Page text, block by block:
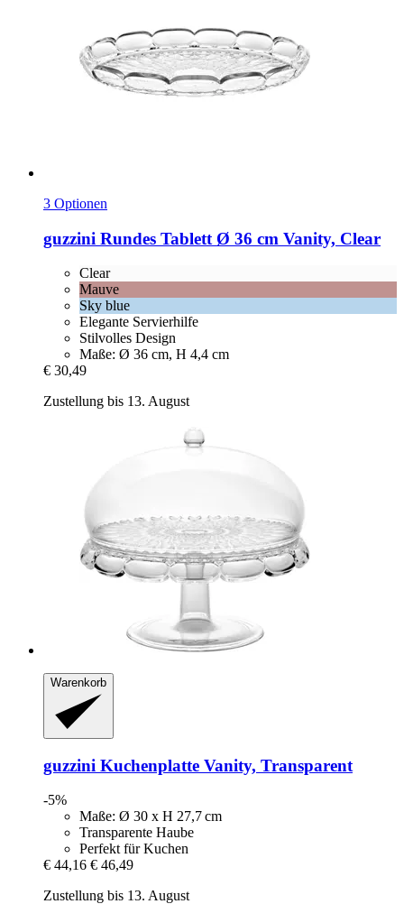
3 Optionen
guzzini Rundes Tablett Ø 36 cm Vanity, Clear
Clear
Mauve
Sky blue
Elegante Servierhilfe
Stilvolles Design
Maße: Ø 36 cm, H 4,4 cm
€ 30,49
Zustellung bis 13. August
Warenkorb
guzzini Kuchenplatte Vanity, Transparent
-5%
Maße: Ø 30 x H 27,7 cm
Transparente Haube
Perfekt für Kuchen
€ 44,16 € 46,49
Zustellung bis 13. August